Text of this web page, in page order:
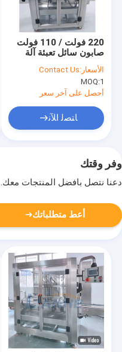
220 فولت / 110 فولت
صابون سائل تعبئة آلة
تحكم هوائي عملي
الأسعار:Contact Us
MOQ:1
أحصل على آخر سعر
ﺎﺘﺼﻟ ﺍﻶﻧ
وفر وقتك
دعنا نتصل بأفضل المنتجات معك.
أعط متطلباتك